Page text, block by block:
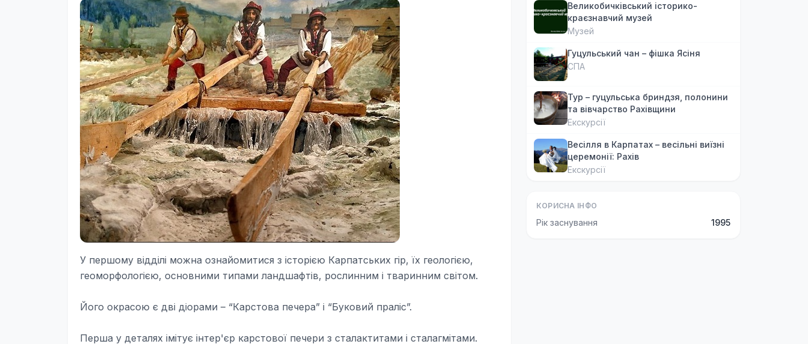
У першому відділі можна ознайомитися з історією Карпатських гір, їх геологією,
геоморфологією, основними типами ландшафтів, рослинним і тваринним світом.
Його окрасою є дві діорами – “Карстова печера” і “Буковий праліс”.
Перша у деталях імітує інтер'єр карстової печери з сталактитами і сталагмітами.
Великобичківський історико-
краєзнавчий музей
Музей
Гуцульський чан – фішка Ясіня
СПА
Тур – гуцульська бриндзя, полонини
та вівчарство Рахівщини
Екскурсії
Весілля в Карпатах – весільні виїзні
церемонії: Рахів
Екскурсії
КОРИСНА ІНФО
Рік заснування 1995